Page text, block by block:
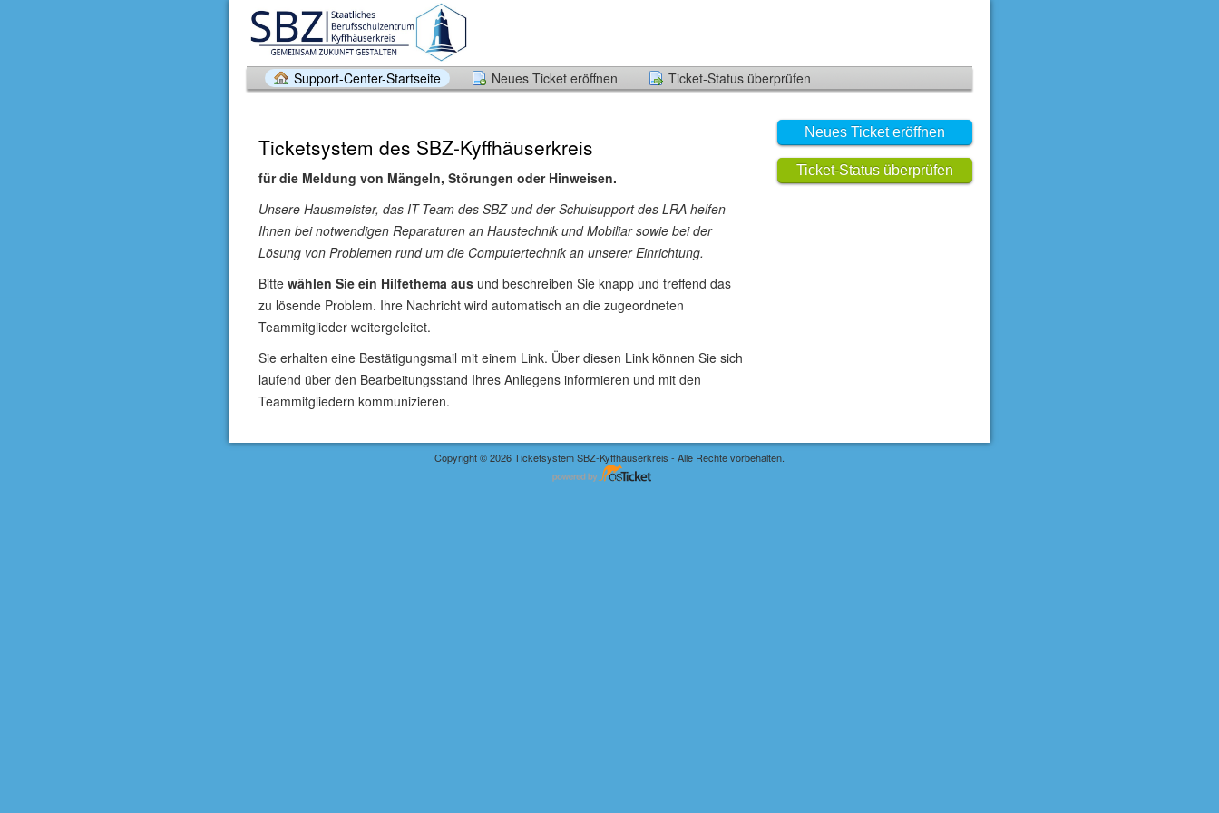
Support-Center-Startseite Neues Ticket eröffnen Ticket-Status überprüfen
Neues Ticket eröffnen
Ticket-Status überprüfen
Ticketsystem des SBZ-Kyffhäuserkreis
für die Meldung von Mängeln, Störungen oder Hinweisen.
Unsere Hausmeister, das IT-Team des SBZ und der Schulsupport des LRA helfen
Ihnen bei notwendigen Reparaturen an Haustechnik und Mobiliar sowie bei der
Lösung von Problemen rund um die Computertechnik an unserer Einrichtung.
Bitte wählen Sie ein Hilfethema ausund beschreiben Sie knapp und treffend das
zu lösende Problem. Ihre Nachricht wird automatisch an die zugeordneten
Teammitglieder weitergeleitet.
Sie erhalten eine Bestätigungsmail mit einem Link. Über diesen Link können Sie sich
laufend über den Bearbeitungsstand Ihres Anliegens informieren und mit den
Teammitgliedern kommunizieren.
Copyright © 2026 Ticketsystem SBZ-Kyffhäuserkreis - Alle Rechte vorbehalten.